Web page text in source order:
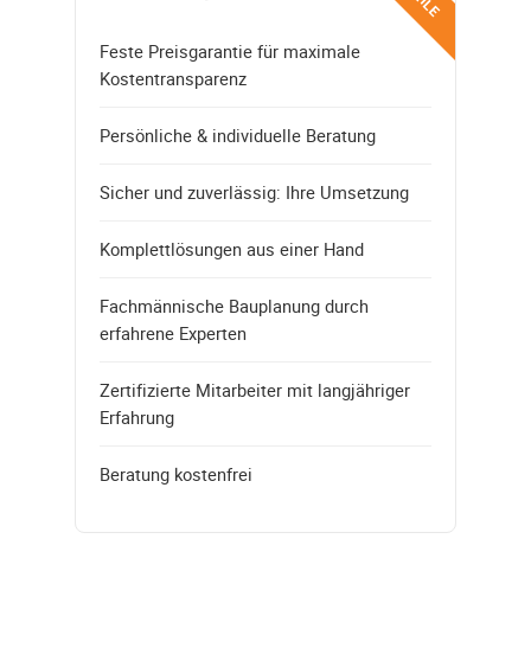
Feste Preisgarantie für maximale
Kostentransparenz
Persönliche & individuelle Beratung
Sicher und zuverlässig: Ihre Umsetzung
Komplettlösungen aus einer Hand
Fachmännische Bauplanung durch
erfahrene Experten
Zertifizierte Mitarbeiter mit langjähriger
Erfahrung
Beratung kostenfrei